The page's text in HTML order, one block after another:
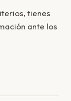
tienes
ante los